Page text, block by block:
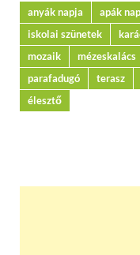
anyák napja apák
iskolai szünetek
mozaik
mézeskalács
parafadugó
terasz
élesztő